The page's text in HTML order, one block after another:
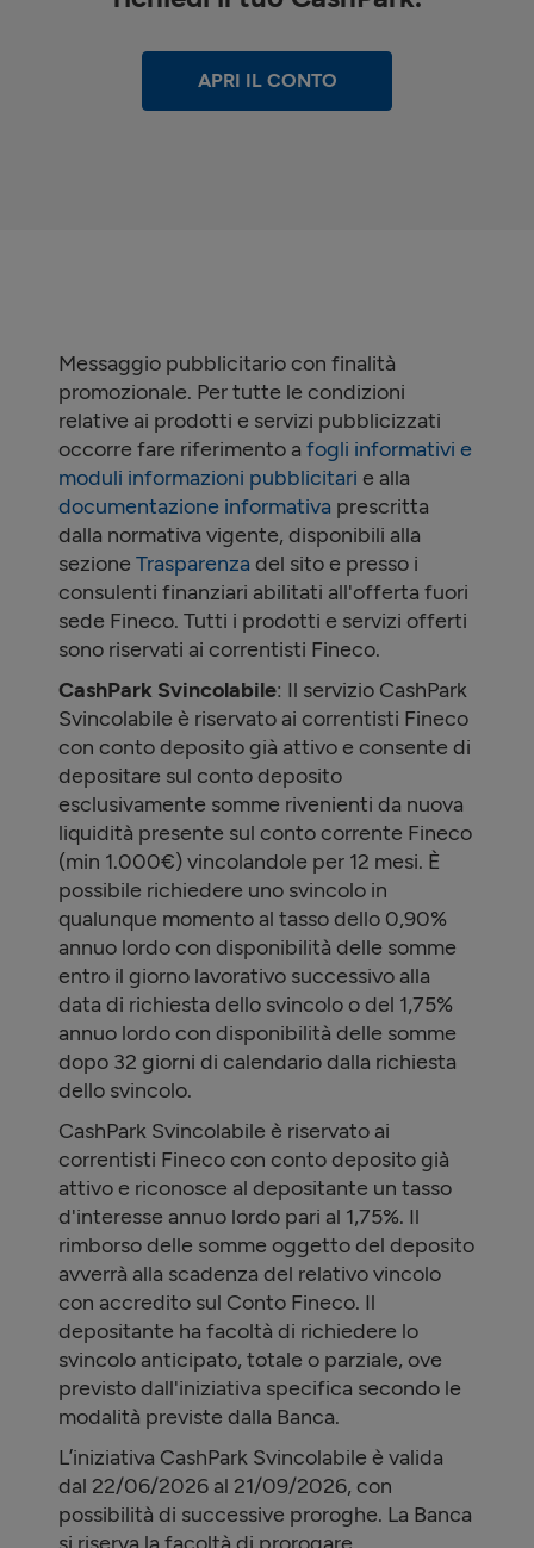
APRI IL CONTO
Messaggio pubblicitario con finalità
promozionale. Per tutte le condizioni
relative ai prodotti e servizi pubblicizzati
occorre fare riferimento afogli informativi e
moduli informazioni pubblicitari e alla
documentazione informativa prescritta
dalla normativa vigente, disponibili alla
sezioneTrasparenza del sito e presso i
consulenti finanziari abilitati all'offerta fuori
sede Fineco. Tutti i prodotti e servizi offerti
sono riservati ai correntisti Fineco.
CashPark Svincolabile: Il servizio CashPark
Svincolabile è riservato ai correntisti Fineco
con conto deposito già attivo e consente di
depositare sul conto deposito
esclusivamente somme rivenienti da nuova
liquidità presente sul conto corrente Fineco
(min 1.000€) vincolandole per 12 mesi. È
possibile richiedere uno svincolo in
qualunque momento al tasso dello 0,90%
annuo lordo con disponibilità delle somme
entro il giorno lavorativo successivo alla
data di richiesta dello svincolo o del 1,75%
annuo lordo con disponibilità delle somme
dopo 32 giorni di calendario dalla richiesta
dello svincolo.
CashPark Svincolabile è riservato ai
correntisti Fineco con conto deposito già
attivo e riconosce al depositante un tasso
d'interesse annuo lordo pari al 1,75%. Il
rimborso delle somme oggetto del deposito
avverrà alla scadenza del relativo vincolo
con accredito sul Conto Fineco. Il
depositante ha facoltà di richiedere lo
svincolo anticipato, totale o parziale, ove
previsto dall'iniziativa specifica secondo le
modalità previste dalla Banca.
L’iniziativa CashPark Svincolabile è valida
dal 22/06/2026 al21/09/2026, con
possibilità di successive proroghe. La Banca